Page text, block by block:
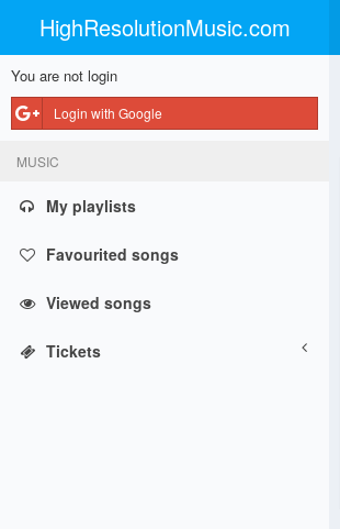
HighResolutionMusic.com
You are not login
Login with Google
MUSIC
My playlists
Favourited songs
Viewed songs
Tickets